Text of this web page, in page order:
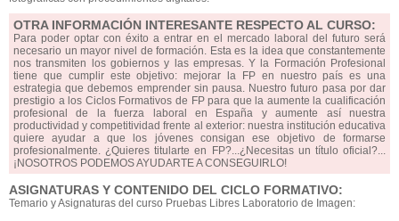
OTRA INFORMACIÓN INTERESANTE RESPECTO AL CURSO:
Para poder optar con éxito a entrar en el mercado laboral del futuro será
necesario un mayor nivel de formación. Esta es la idea que constantemente
nos transmiten los gobiernos y las empresas. Y la Formación Profesional
tiene que cumplir este objetivo: mejorar la FP en nuestro país es una
estrategia que debemos emprender sin pausa. Nuestro futuro pasa por dar
prestigio a los Ciclos Formativos de FP para que la aumente la cualificación
profesional de la fuerza laboral en España y aumente así nuestra
productividad y competitividad frente al exterior: nuestra institución educativa
quiere ayudar a que los jóvenes consigan ese objetivo de formarse
profesionalmente. ¿Quieres titularte en FP?...¿Necesitas un título oficial?...
¡NOSOTROS PODEMOS AYUDARTE A CONSEGUIRLO!
ASIGNATURAS Y CONTENIDO DEL CICLO FORMATIVO:
Temario y Asignaturas del curso Pruebas Libres Laboratorio de Imagen: